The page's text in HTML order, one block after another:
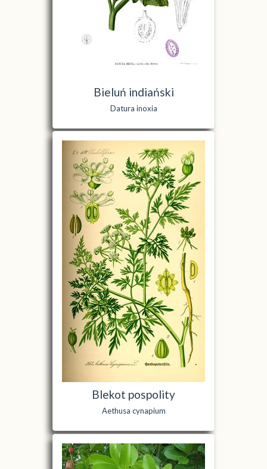
Bieluń indiański
Datura inoxia
Blekot pospolity
Aethusa cynapium